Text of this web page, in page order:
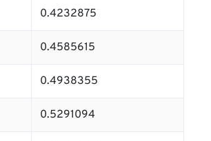
0.4232875
0.4585615
0.4938355
0.5291094